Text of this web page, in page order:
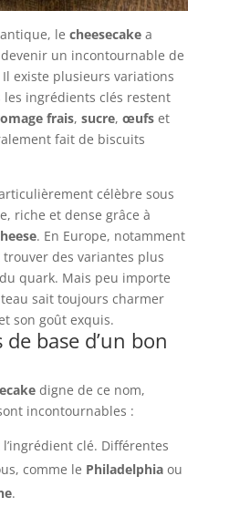
le cheesecakea
un incontournable de
existe plusieurs variations
les ingrédients clés restent
frais, sucre, œufset
fait de biscuits
célèbre sous
riche et dense grâce à
. En Europe, notamment
des variantes plus
quark. Mais peu importe
sait toujours charmer
son goût exquis.
base d’un bon
digne de ce nom,
incontournables :
l’ingrédient clé. Différentes
comme le Philadelphiaou
.